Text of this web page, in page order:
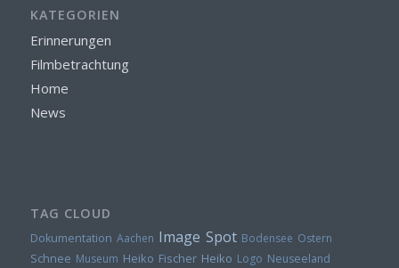
KATEGORIEN
Erinnerungen
Filmbetrachtung
Home
News
TAG CLOUD
Dokumentation Aachen Image Spot Bodensee Ostern
Schnee Museum Heiko Fischer Heiko Logo Neuseeland